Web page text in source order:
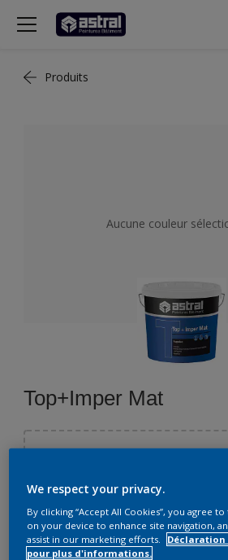
Produits
Aucune couleur
Top+Imper Mat
Format
15 L
We respect your privacy.
By clicking “Accept All Cookies”, you agree
on your device to enhance site navigation,
assist in our marketing efforts.
Déclaration
pour plus d'informations.